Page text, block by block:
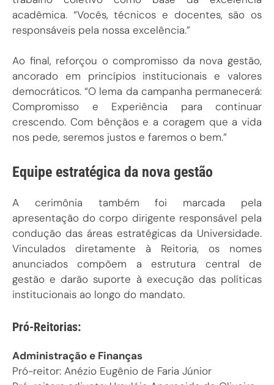
acadêmica. “Vocês, técnicos e docentes, são os
responsáveis pela nossa excelência.”
Ao final, reforçou o compromisso da nova gestão,
ancorado em princípios institucionais e valores
democráticos. “O lema da campanha permanecerá:
Compromisso e Experiência para continuar
crescendo. Com bênçãos e a coragem que a vida
nos pede, seremos justos e faremos o bem.”
Equipe estratégica da nova gestão
A cerimônia também foi marcada pela
apresentação do corpo dirigente responsável pela
condução das áreas estratégicas da Universidade.
Vinculados diretamente à Reitoria, os nomes
anunciados compõem a estrutura central de
gestão e darão suporte à execução das políticas
institucionais ao longo do mandato.
Pró-Reitorias:
Administração e Finanças
Pró-reitor: Anézio Eugênio de Faria Júnior
Pró-reitora adjunta: Ursuléia Aparecida de Oliveira